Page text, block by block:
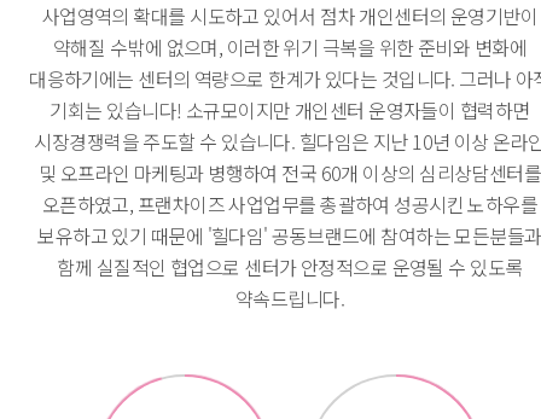
사업영역의 확대를 시도하고 있어서 점차 개인센터의 운영기반이
약해질 수밖에 없으며, 이러한 위기 극복을 위한 준비와 변화에
대응하기에는 센터의 역량으로 한계가 있다는 것입니다. 그러나 아
기회는 있습니다! 소규모이지만 개인센터 운영자들이 협력하면
시장경쟁력을 주도할 수 있습니다. 힐다임은 지난 10년 이상 온라
및 오프라인 마케팅과 병행하여 전국 60개 이상의 심리상담센터를
오픈하였고, 프랜차이즈 사업업무를 총괄하여 성공시킨 노하우를
보유하고 있기 때문에 '힐다임' 공동브랜드에 참여하는 모든분들과
함께 실질적인 협업으로 센터가 안정적으로 운영될 수 있도록
약속드립니다.